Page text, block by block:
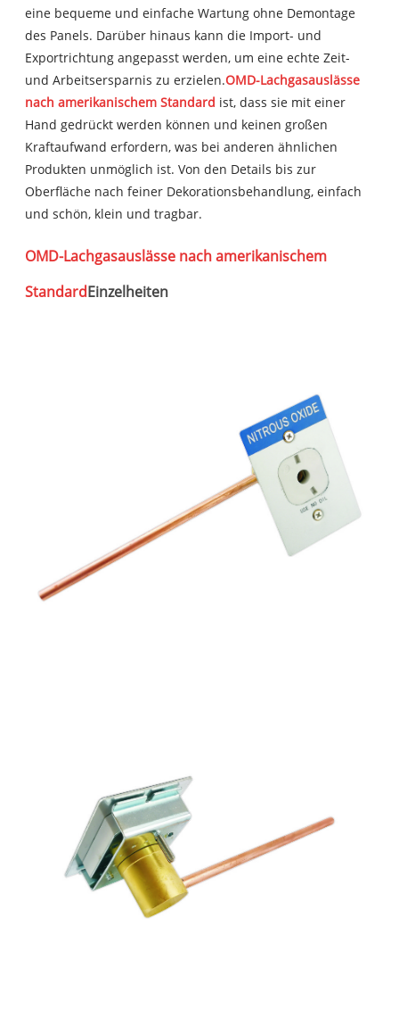
eine bequeme und einfache Wartung ohne Demontage
des Panels. Darüber hinaus kann die Import- und
Exportrichtung angepasst werden, um eine echte Zeit-
und Arbeitsersparnis zu erzielen.OMD-Lachgasauslässe
nach amerikanischem Standard ist, dass sie mit einer
Hand gedrückt werden können und keinen großen
Kraftaufwand erfordern, was bei anderen ähnlichen
Produkten unmöglich ist. Von den Details bis zur
Oberfläche nach feiner Dekorationsbehandlung, einfach
und schön, klein und tragbar.
OMD-Lachgasauslässe nach amerikanischem
StandardEinzelheiten